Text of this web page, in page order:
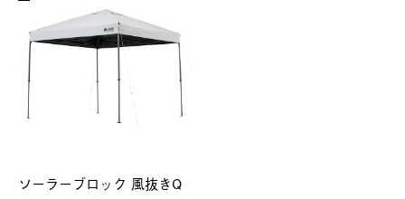
ソーラーブロック 風抜きQ